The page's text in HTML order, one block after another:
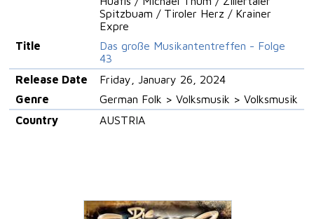
Spitzbuam / Tiroler Herz / Krainer
Expre
Title
Das große Musikantentreffen - Folge
43
Release Date
Friday, January 26, 2024
Genre
German Folk > Volksmusik > Volksmusik
Country
AUSTRIA